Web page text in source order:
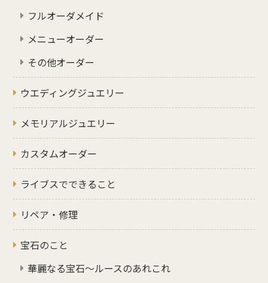
フルオーダメイド
メニューオーダー
その他オーダー
ウエディングジュエリー
メモリアルジュエリー
カスタムオーダー
ライブスでできること
リペア・修理
宝石のこと
華麗なる宝石～ルースのあれこれ